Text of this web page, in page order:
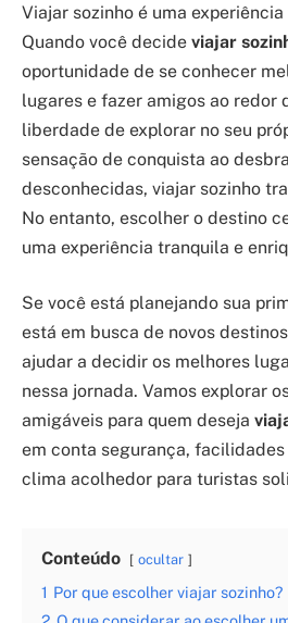
Viajar sozinho é uma
Quando você decide viajar
oportunidade de se conhecer
lugares e fazer amigos ao redor
liberdade de explorar no seu
sensação de conquista ao
desconhecidas, viajar sozinho
No entanto, escolher o destino
uma experiência tranquila e
Se você está planejando sua
está em busca de novos
ajudar a decidir os melhores
nessa jornada. Vamos explorar
amigáveis para quem deseja
em conta segurança,
clima acolhedor para turistas
Conteúdo ocultar
1 Por que escolher viajar sozinho?